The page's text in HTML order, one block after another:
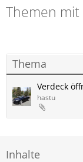
Themen mit
Thema
Verdeck
hastu
Inhalte